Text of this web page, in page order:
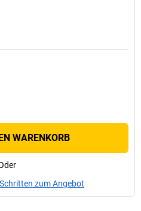
WARENKORB
zum Angebot